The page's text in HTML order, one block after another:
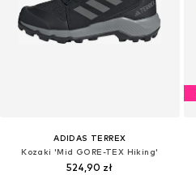
ADIDAS TERREX
Kozaki 'Mid GORE-TEX Hiking'
524,90 zł